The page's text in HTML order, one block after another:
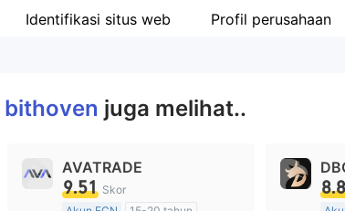
Nama perusahaan
Identifikasi situs web Profil perusahaan
bithoven juga melihat..
AVATRADE
9.51 Skor